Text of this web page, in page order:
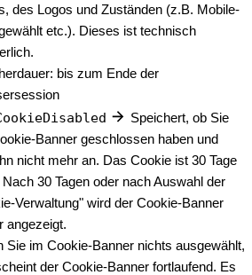
des Logos und Zuständen (z.B. Mobile-
etc.). Dieses ist technisch
bis zum Ende der
Speichert, ob Sie
Banner geschlossen haben und
nicht mehr an. Das Cookie ist 30 Tage
Nach 30 Tagen oder nach Auswahl der
Verwaltung" wird der Cookie-Banner
angezeigt.
Sie im Cookie-Banner nichts ausgewählt,
der Cookie-Banner fortlaufend. Es